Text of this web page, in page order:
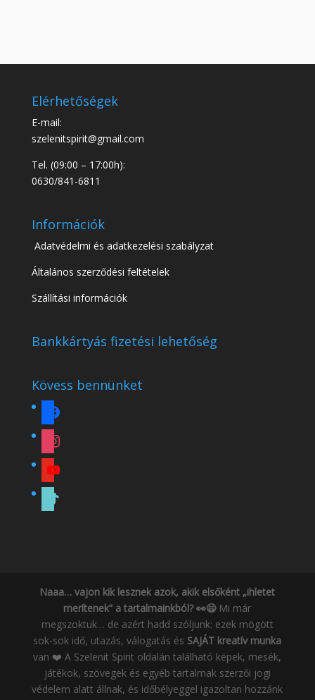
Elérhetőségek
E-mail:
szelenitspirit@gmail.com
Tel. (09:00 – 17:00h):
0630/841-6811
Információk
Adatvédelmi és adatkezelési szabályzat
Általános szerződési feltételek
Szállítási információk
Bankkártyás fizetési lehetőség
Kövess bennünket
facebook
instagram
youtube
tiktok
Naaa… vajon kik lesznek azok, akik elsőként „ihletet
merítenek” a tartalmainkból? 👀😄Mi már
megszoktuk… de azért hadd szóljunk: ezek mögött
sok-sok idő, utazás, válogatás és SAJÁT kreatív munka
van ❤️ A Szelenit Spirit oldalán található képek, mesék,
játékok, szövegek és egyéb tartalmak szerzői jogi
védelem alatt állnak, és időbélyeggel igazoltan hozzánk